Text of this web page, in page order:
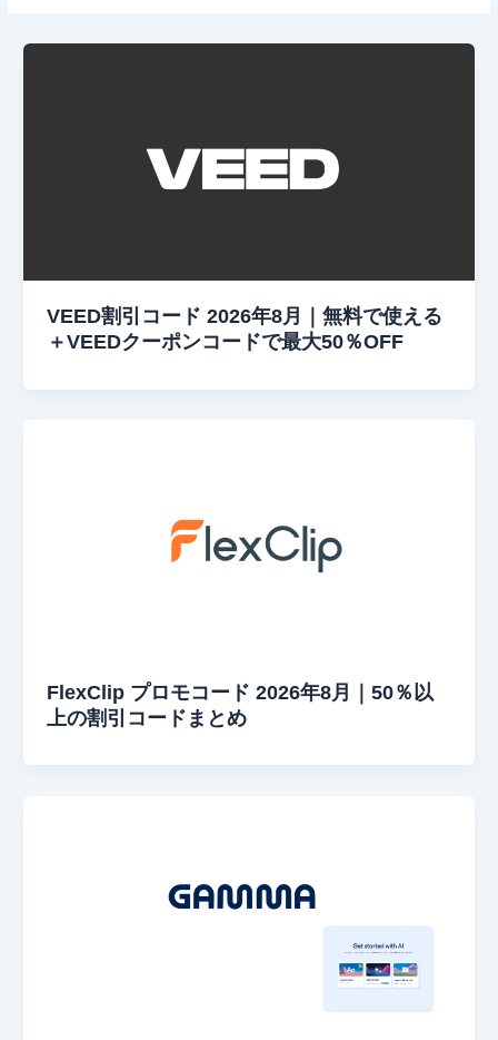
VEED割引コード 2026年8月｜無料で使える
＋VEEDクーポンコードで最大50％OFF
FlexClip プロモコード 2026年8月｜50％以
上の割引コードまとめ